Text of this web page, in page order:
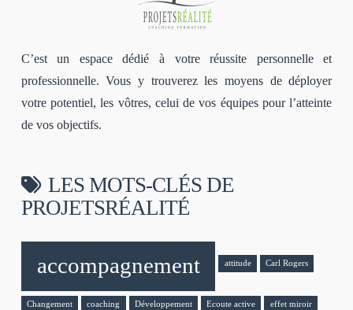
C’est un espace dédié à votre réussite personnelle et
professionnelle. Vous y trouverez les moyens de déployer
votre potentiel, les vôtres, celui de vos équipes pour l’atteinte
de vos objectifs.
LES MOTS-CLÉS DE
PROJETSRÉALITÉ
accompagnement attitude Carl Rogers
Changement coaching Développement Ecoute active effet miroir